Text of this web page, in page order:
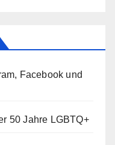
Facebook und
50 Jahre LGBTQ+